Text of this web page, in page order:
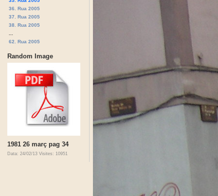
36. Rua 2005
37. Rua 2005
38. Rua 2005
62. Rua 2005
Random Image
1981 26 març pag 34
Data: 24/02/13 Visites: 10951